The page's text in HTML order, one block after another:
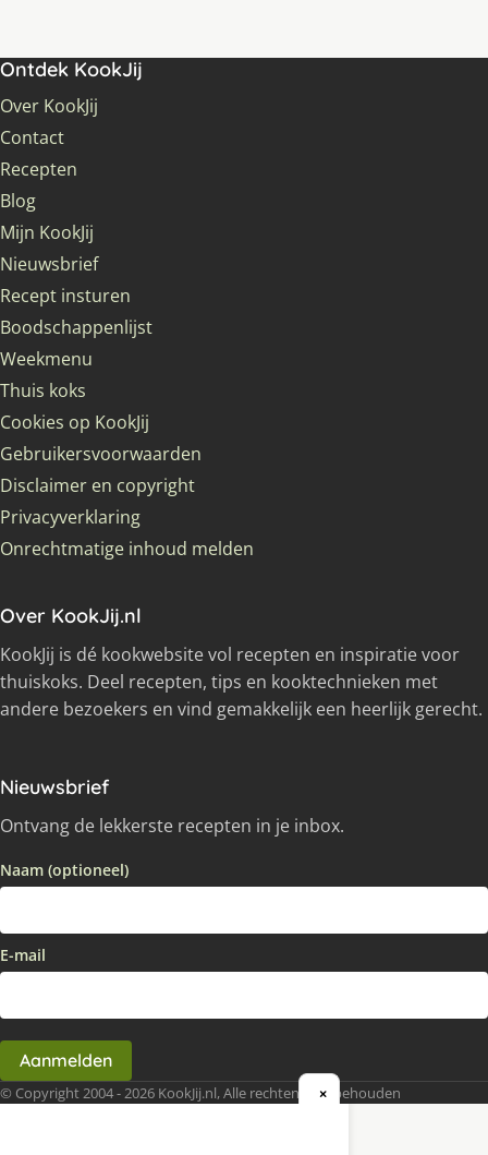
Ontdek KookJij
Over KookJij
Contact
Recepten
Blog
Mijn KookJij
Nieuwsbrief
Recept insturen
Boodschappenlijst
Weekmenu
Thuis koks
Cookies op KookJij
Gebruikersvoorwaarden
Disclaimer en copyright
Privacyverklaring
Onrechtmatige inhoud melden
Over KookJij.nl
KookJij is dé kookwebsite vol recepten en inspiratie voor
thuiskoks. Deel recepten, tips en kooktechnieken met
andere bezoekers en vind gemakkelijk een heerlijk gerecht.
Nieuwsbrief
Ontvang de lekkerste recepten in je inbox.
Naam (optioneel)
E-mail
Aanmelden
© Copyright 2004 - 2026 KookJij.nl, Alle rechten voorbehouden
×